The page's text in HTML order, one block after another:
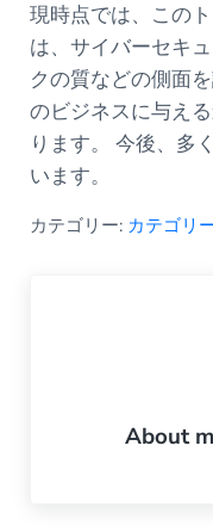
現時点では、この
は、サイバーセキ
クの質などの側面
のビジネスに与え
ります。 今後、多
います。
カテゴリー: カテゴリ
About